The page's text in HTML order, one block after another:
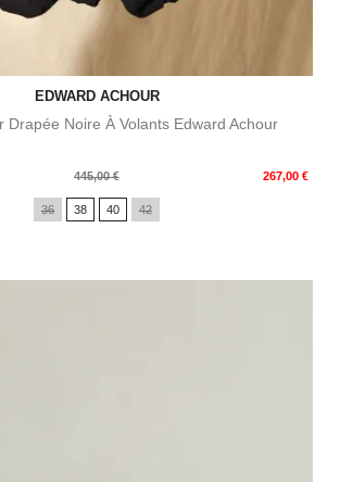
EDWARD ACHOUR
Drapée Noire À Volants Edward Achour
445,00 € 267,00 €
36 38 40 42